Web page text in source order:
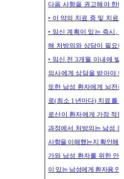
다음 사항을 권고해야 한다
• 이 약의 치료 중 및 치료
• 임신 계획이 있는 즉시 ,
해 처방의와 상담이 필요
• 임신 전 3개월 이내에 발
의사에게 상담을 받아야
또한 남성 환자에게 뇌전
로(최소 1 년마다) 치료를
로산이 환자에게 가장 적
과정에서 처방의는 남성
사항을 이해했는지 확인해
가와 남성 환자를 위한 안
이 있는 남성에게 환자용 안